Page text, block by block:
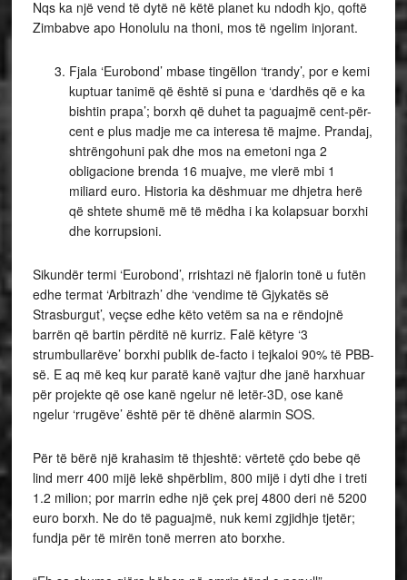
Nqs ka një vend të dytë në këtë planet ku ndodh kjo, qoftë
Zimbabve apo Honolulu na thoni, mos të ngelim injorant.
Fjala ‘Eurobond’ mbase tingëllon ‘trandy’, por e kemi
kuptuar tanimë që është si puna e ‘dardhës që e ka
bishtin prapa’; borxh që duhet ta paguajmë cent-për-
cent e plus madje me ca interesa të majme. Prandaj,
shtrëngohuni pak dhe mos na emetoni nga 2
obligacione brenda 16 muajve, me vlerë mbi 1
miliard euro. Historia ka dëshmuar me dhjetra herë
që shtete shumë më të mëdha i ka kolapsuar borxhi
dhe korrupsioni.
Sikundër termi ‘Eurobond’, rrishtazi në fjalorin tonë u futën
edhe termat ‘Arbitrazh’ dhe ‘vendime të Gjykatës së
Strasburgut’, veçse edhe këto vetëm sa na e rëndojnë
barrën që bartin përditë në kurriz. Falë këtyre ‘3
strumbullarëve’ borxhi publik de-facto i tejkaloi 90% të PBB-
së. E aq më keq kur paratë kanë vajtur dhe janë harxhuar
për projekte që ose kanë ngelur në letër-3D, ose kanë
ngelur ‘rrugëve’ është për të dhënë alarmin SOS.
Për të bërë një krahasim të thjeshtë: vërtetë çdo bebe që
lind merr 400 mijë lekë shpërblim, 800 mijë i dyti dhe i treti
1.2 milion; por marrin edhe një çek prej 4800 deri në 5200
euro borxh. Ne do të paguajmë, nuk kemi zgjidhje tjetër;
fundja për të mirën tonë merren ato borxhe.